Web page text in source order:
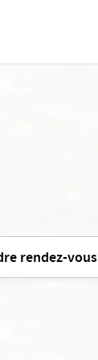
rendez-vous